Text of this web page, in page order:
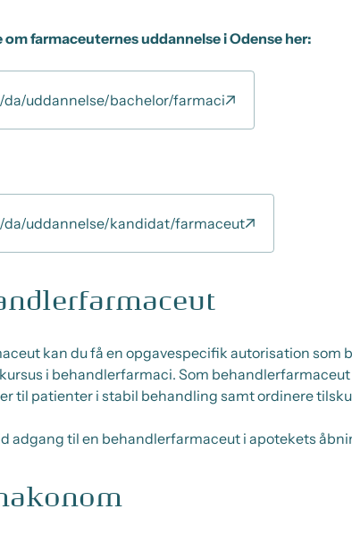
om farmaceuternes uddannelse i Odense her:
da/uddannelse/bachelor/farmaci
da/uddannelse/kandidat/farmaceut
kan du få en opgavespecifik autorisation
i behandlerfarmaci. Som
til patienter i stabil behandling samt ordinere
adgang til en behandlerfarmaceut i apotekets